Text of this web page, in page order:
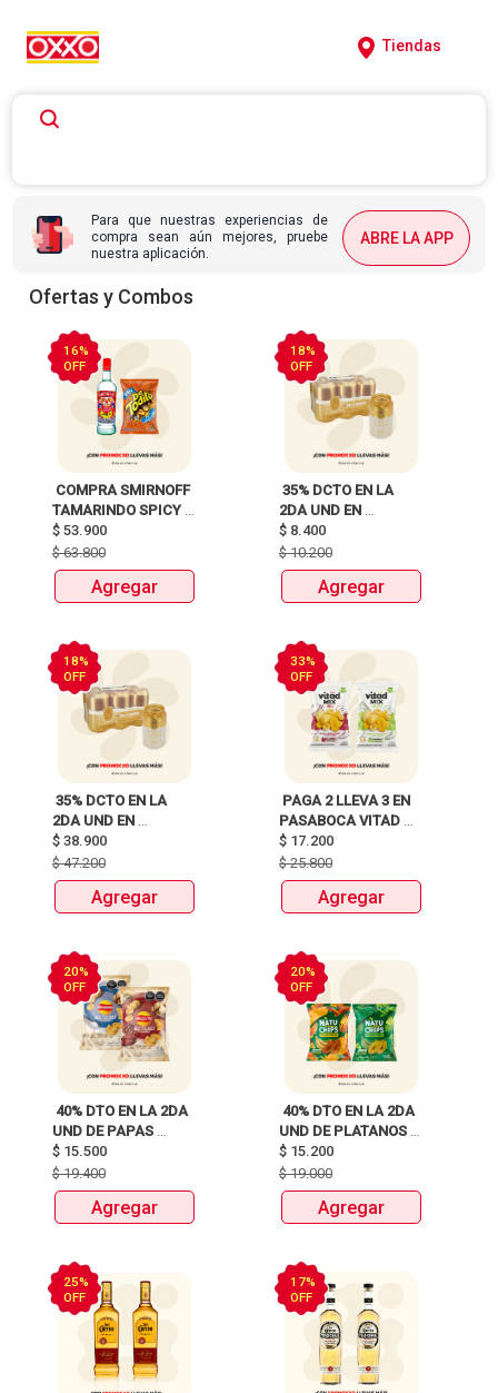
Tiendas
Para que nuestras experiencias de
compra sean aún mejores, pruebe
nuestra aplicación.
ABRE LA APP
Ofertas y Combos
16%
OFF
COMPRA SMIRNOFF
TAMARINDO SPICY
X750ml Y LLEVATE
DETODITO 165GR o
150GR
$ 53.900
$63.800
Agregar
18%
OFF
35% DCTO EN LA
2DA UND EN
CERVEZA CLUB
COLOMBIA LATA
X330ml
$ 8.400
$10.200
Agregar
18%
OFF
35% DCTO EN LA
2DA UND EN
CERVEZA CLUB
COLOMBIA 330 ML
LATA X 6 UNIDADES
ANTES:$47.200
$ 38.900
$47.200
Agregar
33%
OFF
PAGA 2 LLEVA 3 EN
PASABOCA VITAD
$ 17.200
$25.800
Agregar
20%
OFF
40% DTO EN LA 2DA
UND DE PAPAS
MARGARITA RECETA
CLASICA X 120G Y
115G
$ 15.500
$19.400
Agregar
20%
OFF
40% DTO EN LA 2DA
UND DE PLATANOS
MARCA NATUCHIPS
$ 15.200
$19.000
Agregar
25%
OFF
17%
OFF